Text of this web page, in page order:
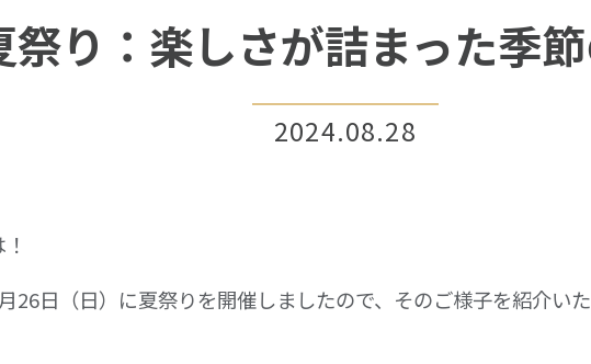
祭り：楽しさが詰まった季
2024.08.28
26日（日）に夏祭りを開催しましたので、そのご様子を紹介い